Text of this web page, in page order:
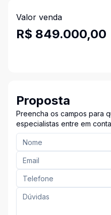
Valor venda
R$ 849.000,00
Proposta
Preencha os campos para
especialistas entre em